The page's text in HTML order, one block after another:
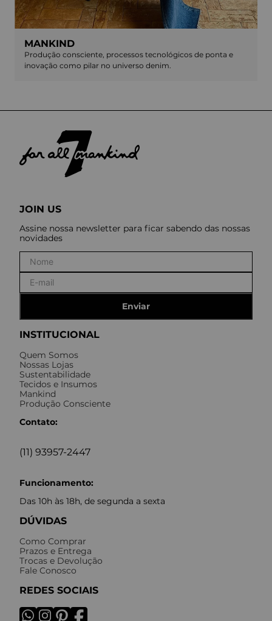
MANKIND
Produção consciente, processos tecnológicos de ponta e
inovação como pilar no universo denim.
INSTITUCIONAL
Quem Somos
Nossas Lojas
Sustentabilidade
Tecidos e Insumos
Mankind
Produção Consciente
Contato:
(11) 93957-2447
Funcionamento:
Das 10h às 18h, de segunda a sexta
DÚVIDAS
Como Comprar
Prazos e Entrega
Trocas e Devolução
Fale Conosco
REDES SOCIAIS
JOIN US
Assine nossa newsletter para ficar sabendo das nossas
novidades
Enviar